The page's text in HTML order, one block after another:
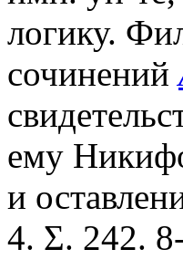
логику.
сочинений
ему
и
4. Σ. 242.